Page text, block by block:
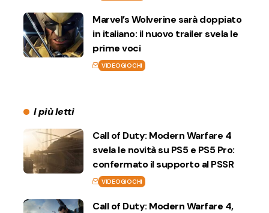
Marvel’s Wolverine sarà doppiato
in italiano: il nuovo trailer svela le
prime voci
VIDEOGIOCHI
I più letti
Call of Duty: Modern Warfare 4
svela le novità su PS5 e PS5 Pro:
confermato il supporto al PSSR
VIDEOGIOCHI
Call of Duty: Modern Warfare 4,